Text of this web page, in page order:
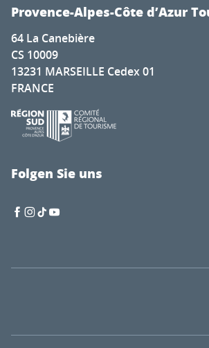
Provence-Alpes-Côte d’Azur
64 La Canebière
CS 10009
13231 MARSEILLE Cedex 01
FRANCE
Folgen Sie uns